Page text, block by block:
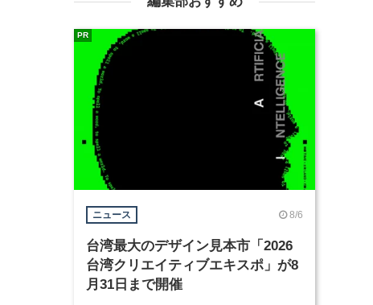
ニュース 8/6
台湾最大のデザイン見本市「2026
台湾クリエイティブエキスポ」が8
月31日まで開催
PR